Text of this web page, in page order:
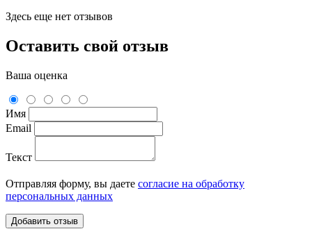
Здесь еще нет отзывов
Оставить свой отзыв
Ваша оценка
Имя
Email
Текст
Отправляя форму, вы даете согласие на обработку
персональных данных